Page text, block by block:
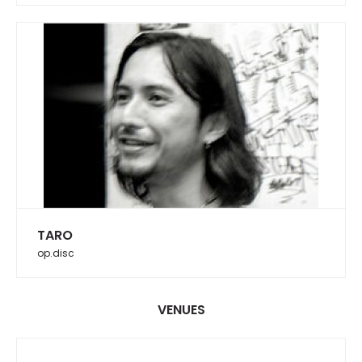
TARO
op.disc
VENUES